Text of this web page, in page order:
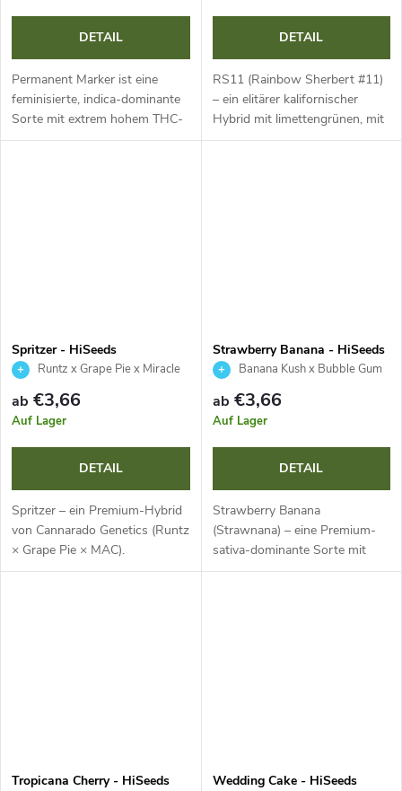
DETAIL
Permanent Marker ist eine
feminisierte, indica-dominante
Sorte mit extrem hohem THC-
Gehalt (bis zu 30 %). Sie bietet
DETAIL
RS11 (Rainbow Sherbert #11)
– ein elitärer kalifornischer
Hybrid mit limettengrünen, mit
Trichomen bedeckten Blüten.
Spritzer - HiSeeds
Runtz x Grape Pie x Miracle
Alien Cookies
ab €3,66
Auf Lager
DETAIL
Spritzer – ein Premium-Hybrid
von Cannarado Genetics (Runtz
× Grape Pie × MAC).
Ausgewogene Genetik,
Strawberry Banana - HiSeeds
Banana Kush x Bubble Gum
ab €3,66
Auf Lager
DETAIL
Strawberry Banana
(Strawnana) – eine Premium-
sativa-dominante Sorte mit
länglichen, mit Trichomen
Tropicana Cherry - HiSeeds Wedding Cake - HiSeeds